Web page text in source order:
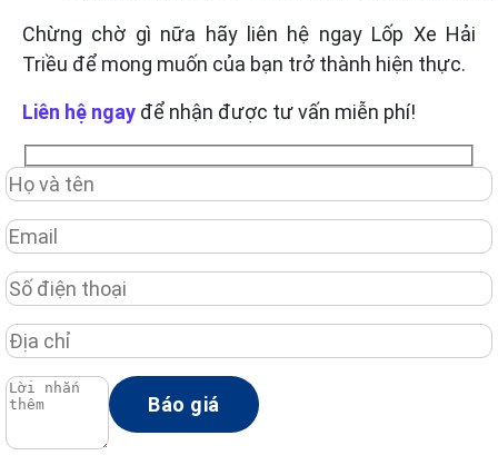
Chừng chờ gì nữa hãy liên hệ ngay Lốp Xe Hải
Triều để mong muốn của bạn trở thành hiện thực.
Liên hệ ngay để nhận được tư vấn miễn phí!